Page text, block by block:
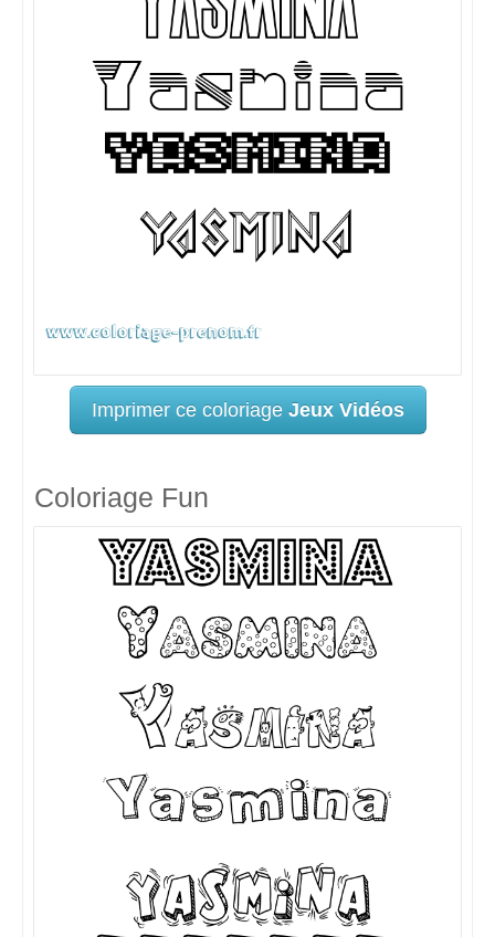
Imprimer ce coloriage Jeux Vidéos
Coloriage Fun